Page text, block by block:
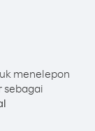
menelepon
sebagai